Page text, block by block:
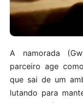
A namorada
parceiro age
que sai de um
lutando para